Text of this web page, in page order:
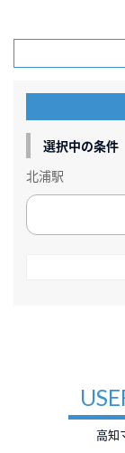
選択中の条件
北浦駅
高知